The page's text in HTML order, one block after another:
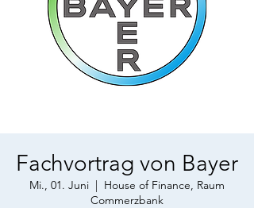
Fachvortrag von Bayer
Mi., 01. Juni
  |
House of Finance, Raum
Commerzbank